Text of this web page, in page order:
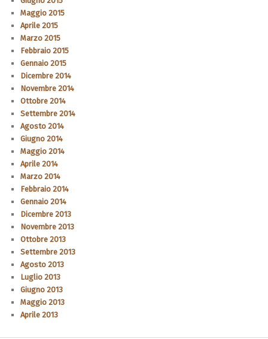
Maggio 2015
Aprile 2015
Marzo 2015
Febbraio 2015
Gennaio 2015
Dicembre 2014
Novembre 2014
Ottobre 2014
Settembre 2014
Agosto 2014
Giugno 2014
Maggio 2014
Aprile 2014
Marzo 2014
Febbraio 2014
Gennaio 2014
Dicembre 2013
Novembre 2013
Ottobre 2013
Settembre 2013
Agosto 2013
Luglio 2013
Giugno 2013
Maggio 2013
Aprile 2013